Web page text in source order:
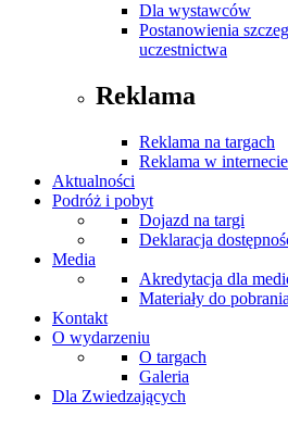
Dla wystawców
Postanowienia
uczestnictwa
Reklama
Reklama na targach
Reklama w internecie
Aktualności
Podróż i pobyt
Dojazd na targi
Deklaracja
Media
Akredytacja dla
Materiały do pobrania
Kontakt
O wydarzeniu
O targach
Galeria
Dla Zwiedzających